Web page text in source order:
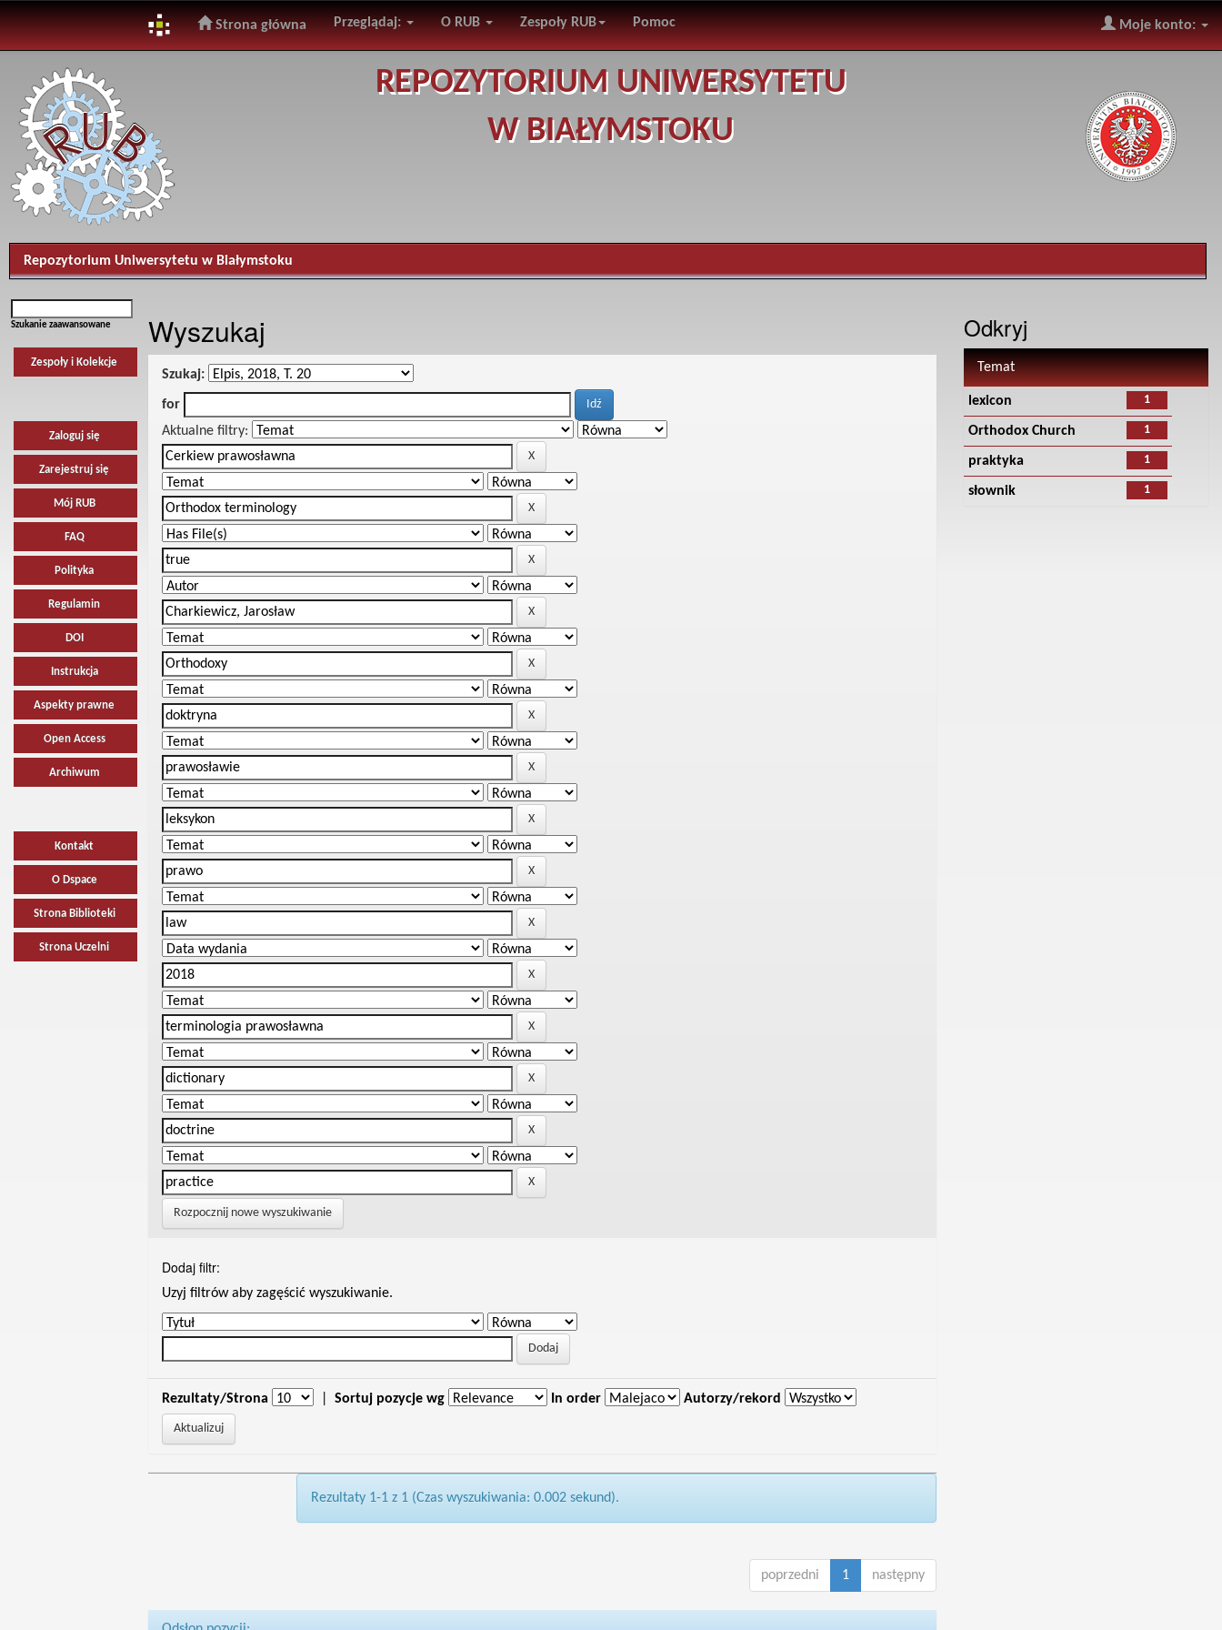
navigation
Strona główna Przeglądaj: O RUB Zespoły RUB Pomoc Moje konto:
REPOZYTORIUM UNIWERSYTETU
W BIAŁYMSTOKU
Repozytorium Uniwersytetu w Białymstoku
Szukanie zaawansowane
Zespoły i Kolekcje
Zaloguj się
Zarejestruj się
Mój RUB
FAQ
Polityka
Regulamin
DOI
Instrukcja
Aspekty prawne
Open Access
Archiwum
Kontakt
O Dspace
Strona Biblioteki
Strona Uczelni
Wyszukaj
Szukaj:
for
Aktualne filtry:
Rozpocznij nowe wyszukiwanie
Dodaj filtr:
Uzyj filtrów aby zagęścić wyszukiwanie.
Rezultaty/Strona Sortuj pozycje wg In order Autorzy/rekord
Rezultaty 1-1 z 1 (Czas wyszukiwania: 0.002 sekund).
poprzedni 1 następny
Odkryj
Temat
1
lexicon
1
Orthodox Church
1
praktyka
1
słownik